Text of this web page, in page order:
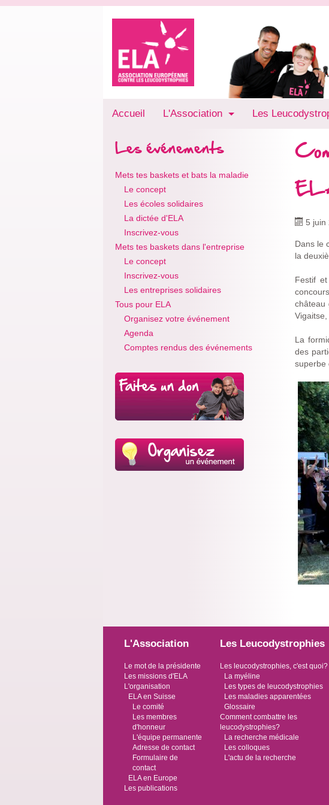
Accueil L'Association Les
Les événements
Mets tes baskets et bats la maladie
Le concept
Les écoles solidaires
La dictée d'ELA
Inscrivez-vous
Mets tes baskets dans l'entreprise
Le concept
Inscrivez-vous
Les entreprises solidaires
Tous pour ELA
Organisez votre événement
Agenda
Comptes rendus des événements
5 juin
Dans le
la
Festif
château
La
des
superbe
L'Association
Le mot de la présidente
Les missions d'ELA
L'organisation
ELA en Suisse
Le comité
Les membres
d'honneur
L'équipe permanente
Adresse de contact
Formulaire de
contact
ELA en Europe
Les publications
Les Leucodystrophies
Les leucodystrophies, c'est quoi?
La myéline
Les types de leucodystrophies
Les maladies apparentées
Glossaire
Comment combattre les
leucodystrophies?
La recherche médicale
Les colloques
L'actu de la recherche